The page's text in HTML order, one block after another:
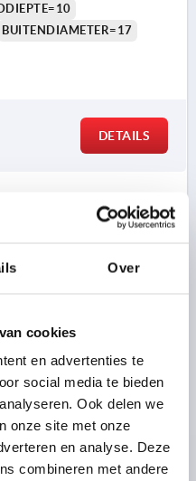
Over
cookies
en advertenties te
social media te bieden
Ook delen we
onze site met onze
en analyse. Deze
combineren met andere
BUITENDIAMETER=17
DETAILS
D1=17, VORM:E,
BUITENDIAMETER=17